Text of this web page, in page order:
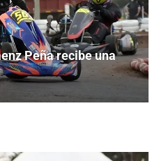
Peña recibe una